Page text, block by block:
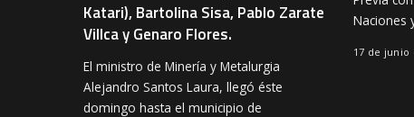
Katari), Bartolina Sisa, Pablo Zarate
Villca y Genaro Flores.
El ministro de Minería y Metalurgia
Alejandro Santos Laura, llegó éste
domingo hasta el municipio de
Naciones
17 de junio